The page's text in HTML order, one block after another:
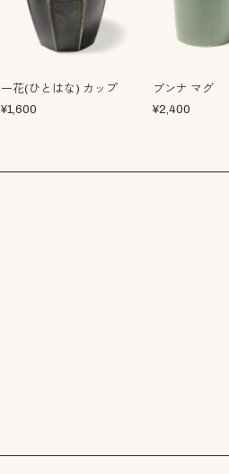
一花(ひとはな) カップ
¥1,600
ブンナ マグ
¥2,400